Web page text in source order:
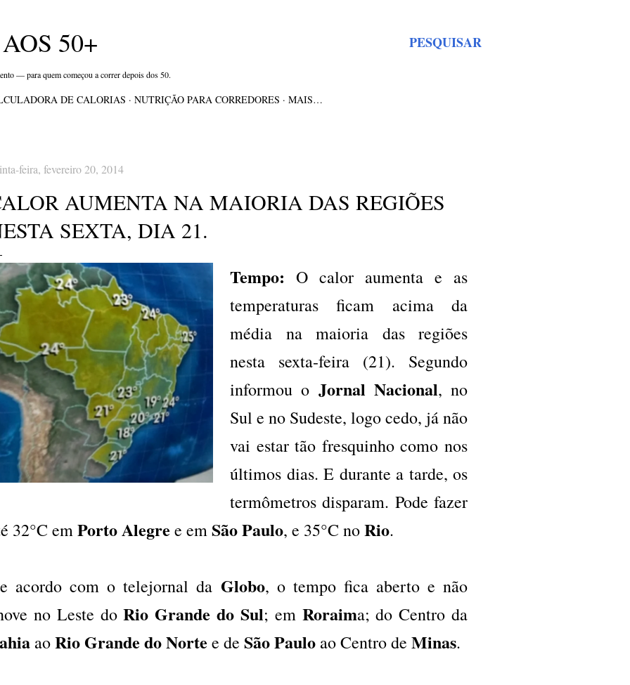
PESQUISAR
50+
— para quem começou a correr depois dos 50.
DE CALORIAS NUTRIÇÃO PARA CORREDORES MAIS…
feira, fevereiro 20, 2014
AUMENTA NA MAIORIA DAS REGIÕES
SEXTA, DIA 21.
Tempo: O calor aumenta e as
temperaturas ficam acima da
média na maioria das regiões
nesta sexta-feira (21). Segundo
informou o Jornal Nacional, no
Sul e no Sudeste, logo cedo, já não
vai estar tão fresquinho como nos
últimos dias. E durante a tarde, os
termômetros disparam. Pode fazer
32°C emPorto Alegre e emSão Paulo, e 35°C noRio.
acordo com o telejornal da Globo, o tempo fica aberto e não
no Leste doRio Grande do Sul; em Roraima; do Centro da
aoRio Grande do Norte e de São Paulo ao Centro de Minas.